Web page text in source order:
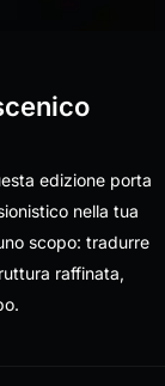
edizione porta
nella tua
scopo: tradurre
raffinata,